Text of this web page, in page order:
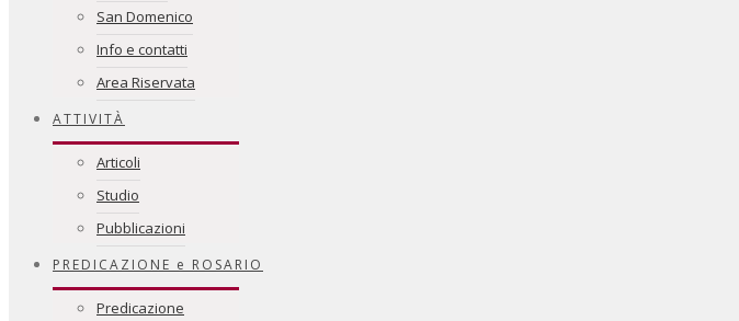
San Domenico
Info e contatti
Area Riservata
ATTIVITÀ
Articoli
Studio
Pubblicazioni
PREDICAZIONE e ROSARIO
Predicazione